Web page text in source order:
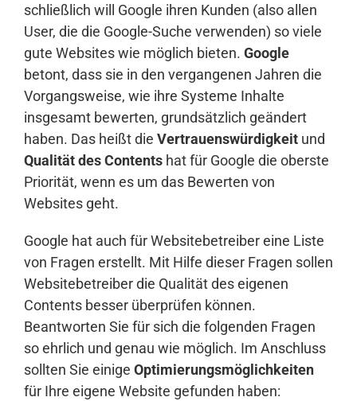
schließlich will Google ihren Kunden (also allen
User, die die Google-Suche verwenden) so viele
gute Websites wie möglich bieten. Google
betont, dass sie in den vergangenen Jahren die
Vorgangsweise, wie ihre Systeme Inhalte
insgesamt bewerten, grundsätzlich geändert
haben. Das heißt die Vertrauenswürdigkeit und
Qualität des Contents hat für Google die oberste
Priorität, wenn es um das Bewerten von
Websites geht.
Google hat auch für Websitebetreiber eine Liste
von Fragen erstellt. Mit Hilfe dieser Fragen sollen
Websitebetreiber die Qualität des eigenen
Contents besser überprüfen können.
Beantworten Sie für sich die folgenden Fragen
so ehrlich und genau wie möglich. Im Anschluss
sollten Sie einige Optimierungsmöglichkeiten
für Ihre eigene Website gefunden haben: